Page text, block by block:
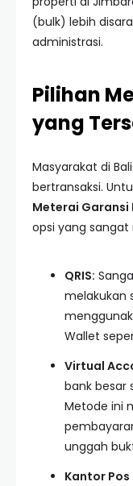
(bulk) lebih
administrasi.
Pilihan
yang
Masyarakat di
bertransaksi.
Meterai Garansi
opsi yang
QRIS:
melakukan
Wallet
Virtual
bank besar
Metode ini
unggah
Kantor Pos